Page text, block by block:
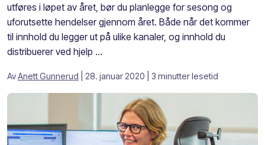
utføres i løpet av året, bør du planlegge for sesong og
uforutsette hendelser gjennom året. Både når det kommer
til innhold du legger ut på ulike kanaler, og innhold du
distribuerer ved hjelp ...
AvAnett Gunnerud | 28. januar 2020 | 3 minutter lesetid